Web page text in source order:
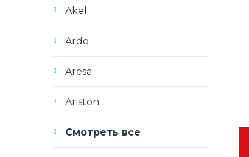
Akel
Ardo
Aresa
Ariston
Смотреть все